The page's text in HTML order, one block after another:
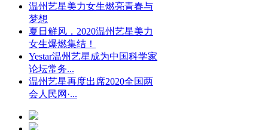
温州艺星美力女生燃亮青春与
梦想
夏日鲜风，2020温州艺星美力
女生爆燃集结！
Yestar温州艺星成为中国科学家
论坛常务...
温州艺星再度出席2020全国两
会人民网·...